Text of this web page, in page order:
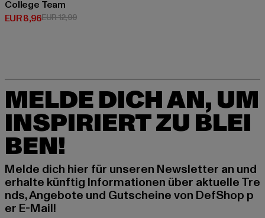
College Team
EUR 8,96
Derzeitiger Preis: EUR 8,96
EUR 12,99Aktionspreis: EUR 12,99
MELDE DICH AN, UM
INSPIRIERT ZU BLEI
BEN!
Melde dich hier für unseren Newsletter an und
erhalte künftig Informationen über aktuelle Tre
nds, Angebote und Gutscheine von DefShop p
er E-Mail!